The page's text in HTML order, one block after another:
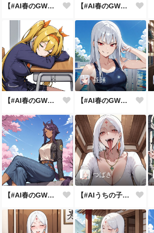
【#AI春のGWまつり】水中散歩 【#AI春のGWまつり】昭和の象徴
【#AI春のGWまつり】春眠暁をなんちゃら
昼顔
【#AI春のGWまつり】コスプレはシンプルに
【#AI春のGWまつり】お花見の季節
つばき
【#AIうちの子アピール週間】最高の笑顔